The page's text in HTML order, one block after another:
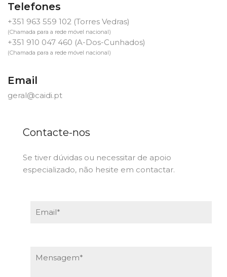
Telefones
+351 963 559 102 (Torres Vedras)
(Chamada para a rede móvel nacional)
+351 910 047 460 (A-Dos-Cunhados)
(Chamada para a rede móvel nacional)
Email
geral@caidi.pt
Contacte-nos
Se tiver dúvidas ou necessitar de apoio
especializado, não hesite em contactar.